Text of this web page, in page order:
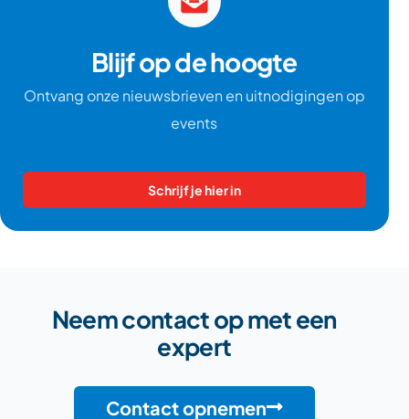
Blijf op de hoogte
Ontvang onze nieuwsbrieven en uitnodigingen op
events
Schrijf je hier in
Neem contact op met een
expert
Contact opnemen